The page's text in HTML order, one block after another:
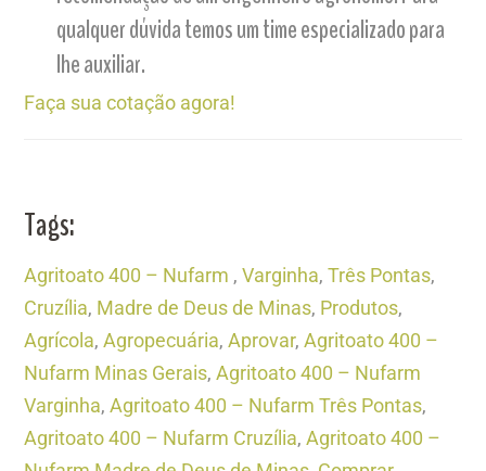
qualquer dúvida temos um time especializado para
lhe auxiliar.
Faça sua cotação agora!
Tags:
Agritoato 400 – Nufarm ,Varginha,Três Pontas,
Cruzília, Madre de Deus de Minas, Produtos,
Agrícola,Agropecuária,Aprovar,Agritoato 400 –
Nufarm Minas Gerais,Agritoato 400 – Nufarm
Varginha,Agritoato 400 – Nufarm Três Pontas,
Agritoato 400 – Nufarm Cruzília,Agritoato 400 –